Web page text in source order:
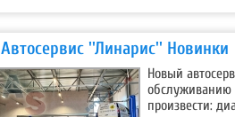
Автосервис ''Линарис'' Новинки
Новый
обслуживанию
произвести: